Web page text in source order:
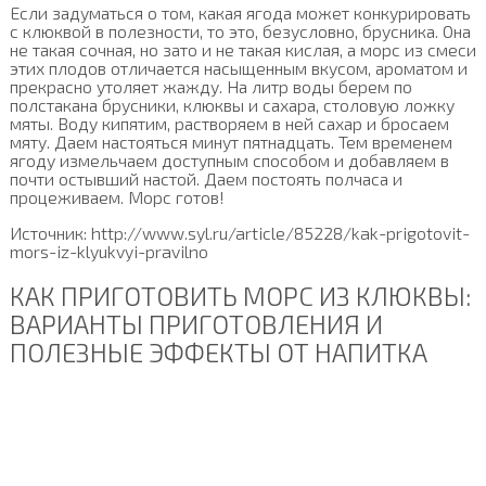
Если задуматься о том, какая ягода может конкурировать
с клюквой в полезности, то это, безусловно, брусника. Она
не такая сочная, но зато и не такая кислая, а морс из смеси
этих плодов отличается насыщенным вкусом, ароматом и
прекрасно утоляет жажду. На литр воды берем по
полстакана брусники, клюквы и сахара, столовую ложку
мяты. Воду кипятим, растворяем в ней сахар и бросаем
мяту. Даем настояться минут пятнадцать. Тем временем
ягоду измельчаем доступным способом и добавляем в
почти остывший настой. Даем постоять полчаса и
процеживаем. Морс готов!
Источник: http://www.syl.ru/article/85228/kak-prigotovit-
mors-iz-klyukvyi-pravilno
КАК ПРИГОТОВИТЬ МОРС ИЗ КЛЮКВЫ:
ВАРИАНТЫ ПРИГОТОВЛЕНИЯ И
ПОЛЕЗНЫЕ ЭФФЕКТЫ ОТ НАПИТКА